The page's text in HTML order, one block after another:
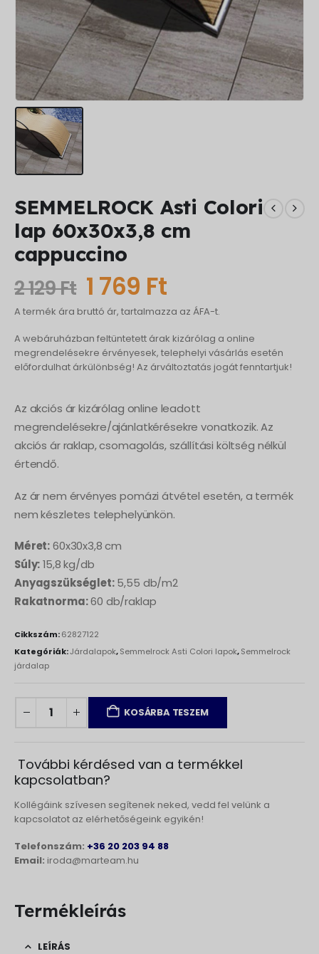
SEMMELROCK Asti Colori
lap 60x30x3,8 cm
cappuccino
2 129Ft Original
price
was:
2
129 Ft.
1 769 FtCurrent
price
is:
1
769 Ft.
A termék ára bruttó ár, tartalmazza az ÁFA-t.
A webáruházban feltüntetett árak kizárólag a online
megrendelésekre érvényesek, telephelyi vásárlás esetén
előfordulhat árkülönbség! Az árváltoztatás jogát fenntartjuk!
Az akciós ár kizárólag online leadott
megrendelésekre/ajánlatkérésekre vonatkozik. Az
akciós ár raklap, csomagolás, szállítási költség nélkül
értendő.
Az ár nem érvényes pomázi átvétel esetén, a termék
nem készletes telephelyünkön.
Méret:60x30x3,8 cm
Súly:15,8 kg/db
Anyagszükséglet:5,55 db/m2
Rakatnorma:60 db/raklap
Cikkszám:62827122
Kategóriák:Járdalapok,Semmelrock Asti Colori lapok,Semmelrock
járdalap
KOSÁRBA TESZEM
További kérdésed van a termékkel
kapcsolatban?
Kollégáink szívesen segítenek neked, vedd fel velünk a
kapcsolatot az elérhetőségeink egyikén!
Telefonszám: +36 20 203 94 88
Email: iroda@marteam.hu
Termékleírás
LEÍRÁS